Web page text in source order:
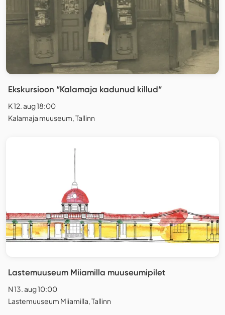
Ekskursioon “Kalamaja kadunud killud“
K 12. aug 18:00
Kalamaja muuseum, Tallinn
Lastemuuseum Miiamilla muuseumipilet
N 13. aug 10:00
Lastemuuseum Miiamilla, Tallinn